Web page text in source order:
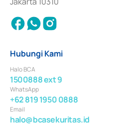
Hubungi Kami
Halo BCA
1500888 ext 9
WhatsApp
+62 819 1950 0888
Email
halo@bcasekuritas.id